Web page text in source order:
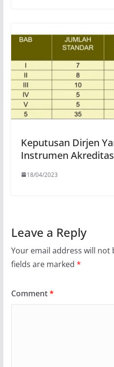
Keputusan Dirjen
Instrumen
18/04/2023
Leave a Reply
Your email address will not
fields are marked *
Comment*